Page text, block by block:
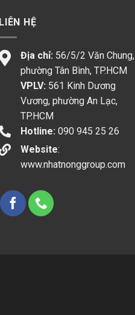
LIÊN HỆ
Địa chỉ: 56/5/2 Văn Chung,
phường Tân Bình, TP.HCM
VPLV: 561 Kinh Dương
Vương, phường An Lạc,
TP.HCM
Hotline: 090 945 25 26
Website:
www.nhatnonggroup.com